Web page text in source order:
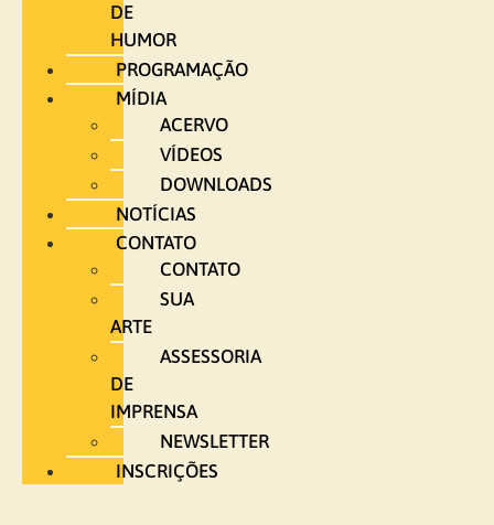
DE
HUMOR
PROGRAMAÇÃO
MÍDIA
ACERVO
VÍDEOS
DOWNLOADS
NOTÍCIAS
CONTATO
CONTATO
SUA
ARTE
ASSESSORIA
DE
IMPRENSA
NEWSLETTER
INSCRIÇÕES